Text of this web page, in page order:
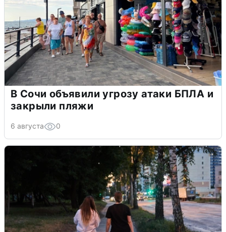
В Сочи объявили угрозу атаки БПЛА и
закрыли пляжи
6 августа 0